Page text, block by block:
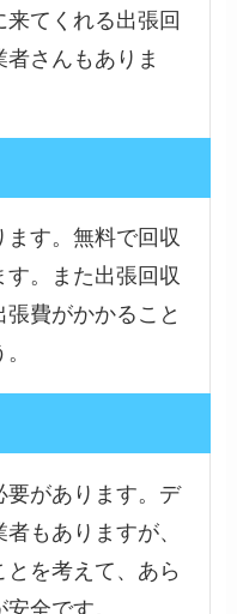
てくれる出張回
さんもありま
す。無料で回収
す。また出張回収
費がかかること
要があります。デ
もありますが、
を考えて、あら